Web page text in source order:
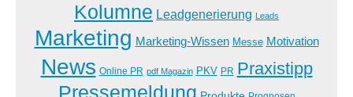
Kolumne Leadgenerierung Leads
Marketing Marketing-Wissen Messe Motivation
News Online PR pdf Magazin PKV PR Praxistipp